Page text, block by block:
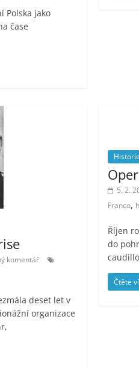
Polska jako
čase
komentář
deset let v
organizace
Historie
5. 2.
Franco,
Říjen
do
Čtěte